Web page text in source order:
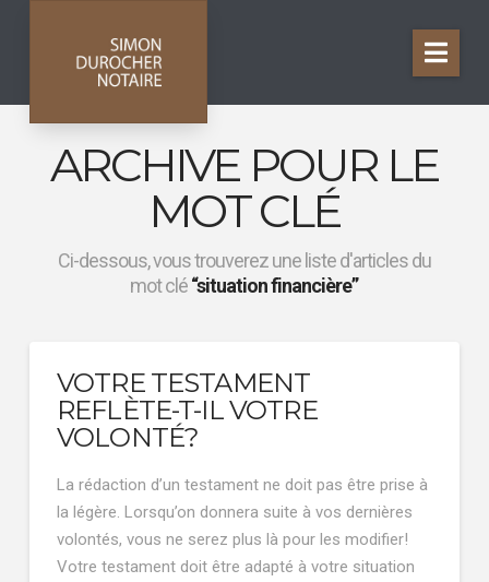
ARCHIVE POUR LE
MOT CLÉ
Ci-dessous, vous trouverez une liste d'articles du
mot clé“situation financière”
VOTRE TESTAMENT
REFLÈTE-T-IL VOTRE
VOLONTÉ?
La rédaction d’un testament ne doit pas être prise à
la légère. Lorsqu’on donnera suite à vos dernières
volontés, vous ne serez plus là pour les modifier!
Votre testament doit être adapté à votre situation